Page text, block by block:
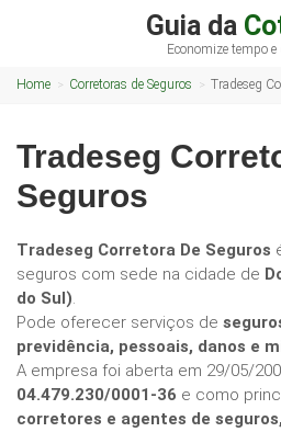
Guia da
Economize tempo
Home Corretoras de Seguros Tradeseg
Tradeseg
Seguros
Tradeseg Corretora De Seguros
seguros com sede na cidade de
do Sul).
Pode oferecer serviços de
previdência, pessoais, danos e
A empresa foi aberta em 29/05/
04.479.230/0001-36 e como
corretores e agentes de